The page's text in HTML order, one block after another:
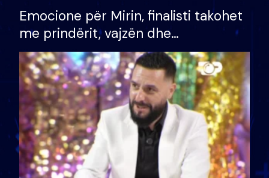
Emocione për Mirin, finalisti takohet
me prindërit, vajzën dhe
bashkëshorten: S’kemi ndonjë letër
divorci apo jo?